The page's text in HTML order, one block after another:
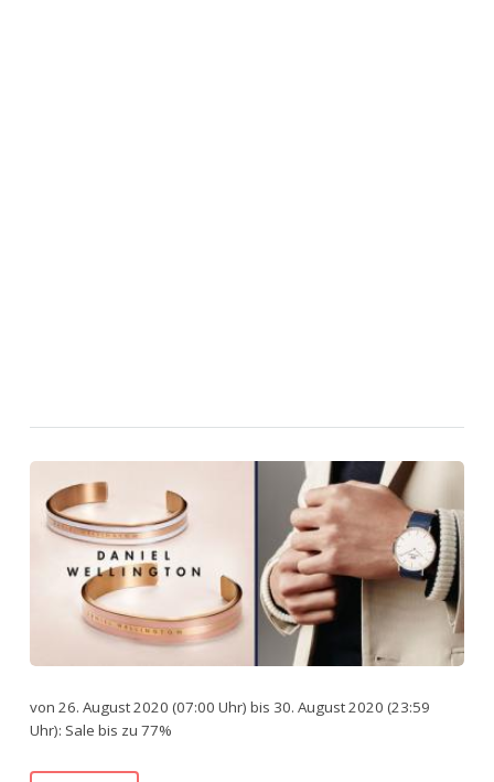
von 26. August 2020 (07:00 Uhr) bis 30. August 2020 (23:59
Uhr): Sale bis zu 77%